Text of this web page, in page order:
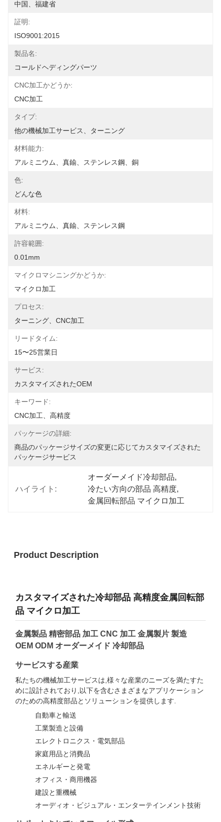
中国、福建省
証明:
ISO9001:2015
製品名:
コールドヘディングパーツ
CNC加工かどうか:
CNC加工
タイプ:
他の機械加工サービス、ターニング
材料能力:
アルミニウム、真鍮、ステンレス鋼、銅
色:
どんな色
材料:
アルミニウム、真鍮、ステンレス鋼
許容範囲:
0.01mm
マイクロマシニングかどうか:
マイクロ加工
プロセス:
ターニング、CNC加工
リードタイム:
15〜25営業日
サービス:
カスタマイズされたOEM
キーワード:
CNC加工、高精度
パッケージの詳細:
商品のパッケージサイズの変更に応じてカスタマイズされた
パッケージサービス
ハイライト:
オーダーメイド冷却部品,
冷たい方向の部品 高精度,
金属回転部品 マイクロ加工
Product Description
カスタマイズされた冷却部品 高精度金属回転部
品 マイクロ加工
金属製品 精密部品 加工 CNC 加工 金属製片 製造
OEM ODM オーダーメイド 冷却部品
サービスする産業
私たちの機械加工サービスは,様々な産業のニーズを満たすた
めに設計されており,以下を含むさまざまなアプリケーション
のための高精度部品とソリューションを提供します.
自動車と輸送
工業製造と設備
エレクトロニクス・電気部品
家庭用品と消費品
エネルギーと発電
オフィス・商用機器
建設と重機械
オーディオ・ビジュアル・エンターテインメント技術